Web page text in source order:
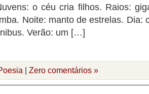
o céu cria filhos. Raios:
Noite: manto de estrelas. Dia:
Verão: um […]
| Zero comentários »